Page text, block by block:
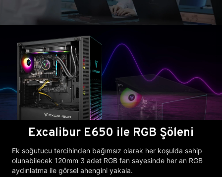
Excalibur E650 ile RGB Şöleni
Ek soğutucu tercihinden bağımsız olarak her koşulda sahip
olunabilecek 120mm 3 adet RGB fan sayesinde her an RGB
aydınlatma ile görsel ahengini yakala.